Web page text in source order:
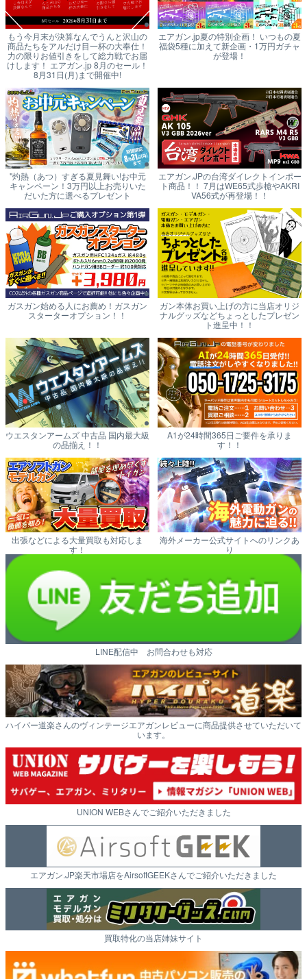
もう今月末が決算なんでうんと沢山の
商品たちをアルだけ目一杯の大奉仕！
力の限りお値引きをして総力戦でお届
けします！ エアガン.jp 8月のセール！
8月31日(月)まで開催中!
エアガン.jp夏の特別企画！ いつもの夏
福袋5種に加えて新企画・1万円ガチャ
が登場！
"灼熱（あつ）すぎる夏見舞い!お中元
キャンペーン！3万円以上お売りいた
だいた方に選べるプレゼント
エアガン.JPの台湾ダイレクトインポー
ト商品！！ 7月はWE65式歩槍やAKRI
VA56式が再登場！！
ガスガン始める人にお薦め！ガスガン
スターターオプション！！
ガン本体お買い上げの方に当店オリジ
ナルグッズなどちょっとしたプレゼン
ト進呈中！！
ウエスタンアームズ 中古品 国内最大級
の品揃え！！
A1が24時間365日ご要件を承りま
す！！
出張などによる大量買取も対応しま
す！
海外メーカー公式サイトへのリンクあ
り
LINE配信中 お問合わせも対応
ハイパー道楽さんのヴィンテージエアガンレビューに商品提供させていただいて
います。
UNION WEBさんでご紹介いただきました
エアガン.JP楽天市場店をAirsoftGEEKさんでご紹介いただきました
買取特化の当店姉妹サイト